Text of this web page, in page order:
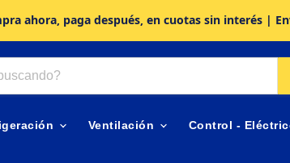
ahora, paga después, en cuotas sin interés |
Ventilación Control -